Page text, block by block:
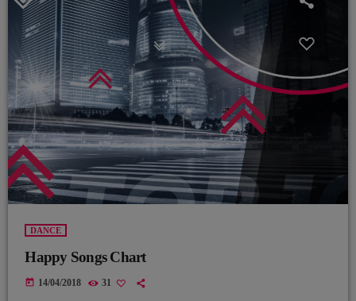
DANCE
Happy Songs Chart
today 14/04/2018 31